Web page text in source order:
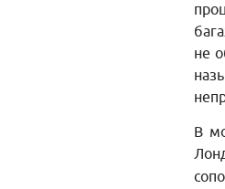
не
В